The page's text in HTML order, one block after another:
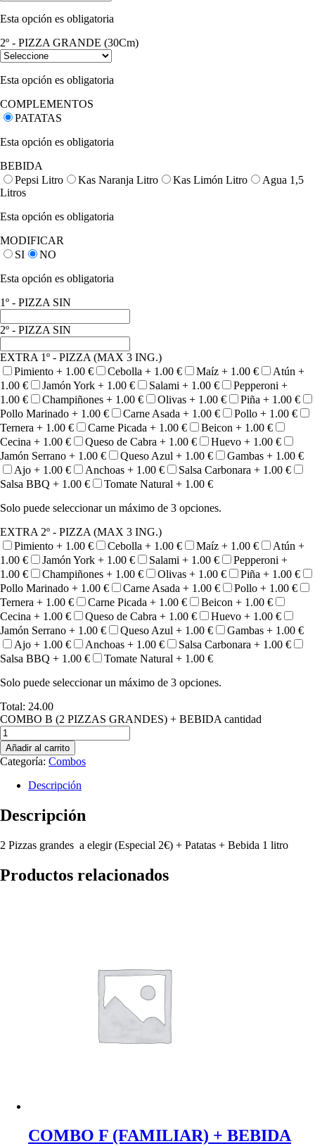
Esta opción es obligatoria
2º - PIZZA GRANDE (30Cm)
Esta opción es obligatoria
COMPLEMENTOS
PATATAS
Esta opción es obligatoria
BEBIDA
Pepsi Litro
Kas Naranja Litro Kas Limón Litro
Agua 1,5
Litros
Esta opción es obligatoria
MODIFICAR
SI
NO
Esta opción es obligatoria
1º - PIZZA SIN
2º - PIZZA SIN
EXTRA 1º - PIZZA (MAX 3 ING.)
Pimiento + 1.00 € Cebolla + 1.00 € Maíz + 1.00 €
Atún +
1.00 € Jamón York + 1.00 € Salami + 1.00 €
Pepperoni +
1.00 € Champiñones + 1.00 € Olivas + 1.00 € Piña + 1.00 €
Pollo Marinado + 1.00 € Carne Asada + 1.00 € Pollo + 1.00 €
Ternera + 1.00 € Carne Picada + 1.00 € Beicon + 1.00 €
Cecina + 1.00 € Queso de Cabra + 1.00 € Huevo + 1.00 €
Jamón Serrano + 1.00 € Queso Azul + 1.00 € Gambas + 1.00 €
Ajo + 1.00 € Anchoas + 1.00 € Salsa Carbonara + 1.00 €
Salsa BBQ + 1.00 € Tomate Natural + 1.00 €
Solo puede seleccionar un máximo de 3 opciones.
EXTRA 2º - PIZZA (MAX 3 ING.)
Pimiento + 1.00 € Cebolla + 1.00 € Maíz + 1.00 €
Atún +
1.00 € Jamón York + 1.00 € Salami + 1.00 €
Pepperoni +
1.00 € Champiñones + 1.00 € Olivas + 1.00 € Piña + 1.00 €
Pollo Marinado + 1.00 € Carne Asada + 1.00 € Pollo + 1.00 €
Ternera + 1.00 € Carne Picada + 1.00 € Beicon + 1.00 €
Cecina + 1.00 € Queso de Cabra + 1.00 € Huevo + 1.00 €
Jamón Serrano + 1.00 € Queso Azul + 1.00 € Gambas + 1.00 €
Ajo + 1.00 € Anchoas + 1.00 € Salsa Carbonara + 1.00 €
Salsa BBQ + 1.00 € Tomate Natural + 1.00 €
Solo puede seleccionar un máximo de 3 opciones.
Total: 24.00
COMBO B (2 PIZZAS GRANDES) + BEBIDA cantidad
Añadir al carrito
Categoría: Combos
Descripción
Descripción
2 Pizzas grandes a elegir (Especial 2€) + Patatas + Bebida 1 litro
Productos relacionados
COMBO F (FAMILIAR) + BEBIDA